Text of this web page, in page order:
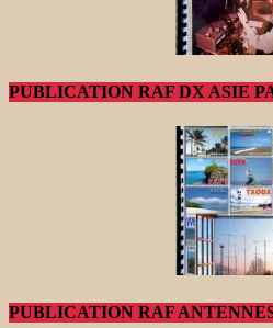
PUBLICATION RAF DX ASIE
PUBLICATION RAF